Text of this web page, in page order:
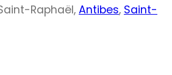
Raphaël, Antibes, Saint-